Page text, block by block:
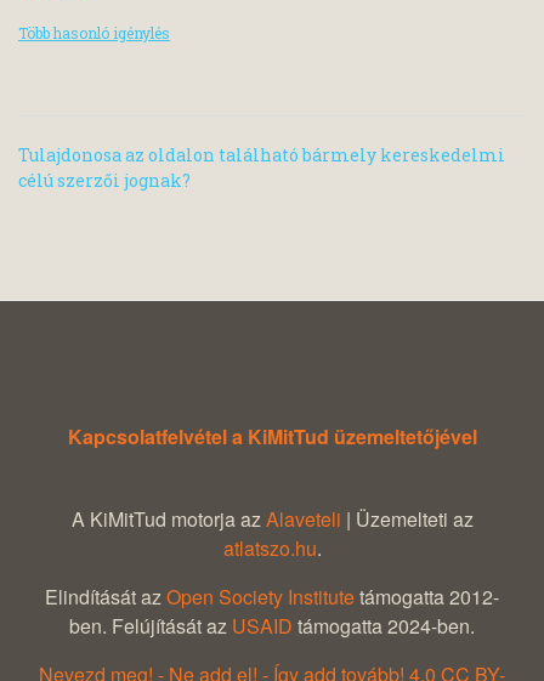
Több hasonló igénylés
Tulajdonosa az oldalon található bármely kereskedelmi
célú szerzői jognak?
Kapcsolatfelvétel a KiMitTud üzemeltetőjével
A KiMitTud motorja azAlaveteli | Üzemelteti az
atlatszo.hu.
Elindítását azOpen Society Institutetámogatta 2012-
ben. Felújítását az USAID támogatta 2024-ben.
Nevezd meg! - Ne add el! - Így add tovább! 4.0 CC BY-